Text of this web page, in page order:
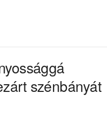
szénbányát